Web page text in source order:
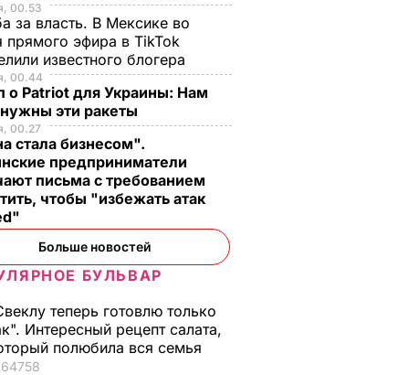
00.53
за власть. В Мексике во
прямого эфира в TikTok
известного блогера
00.44
о Patriot для Украины: Нам
эти ракеты
00.27
стала бизнесом".
предприниматели
письма с требованием
чтобы "избежать атак
Больше новостей
БУЛЬВАР
теперь готовлю только
Интересный рецепт салата,
полюбила вся семья
64758